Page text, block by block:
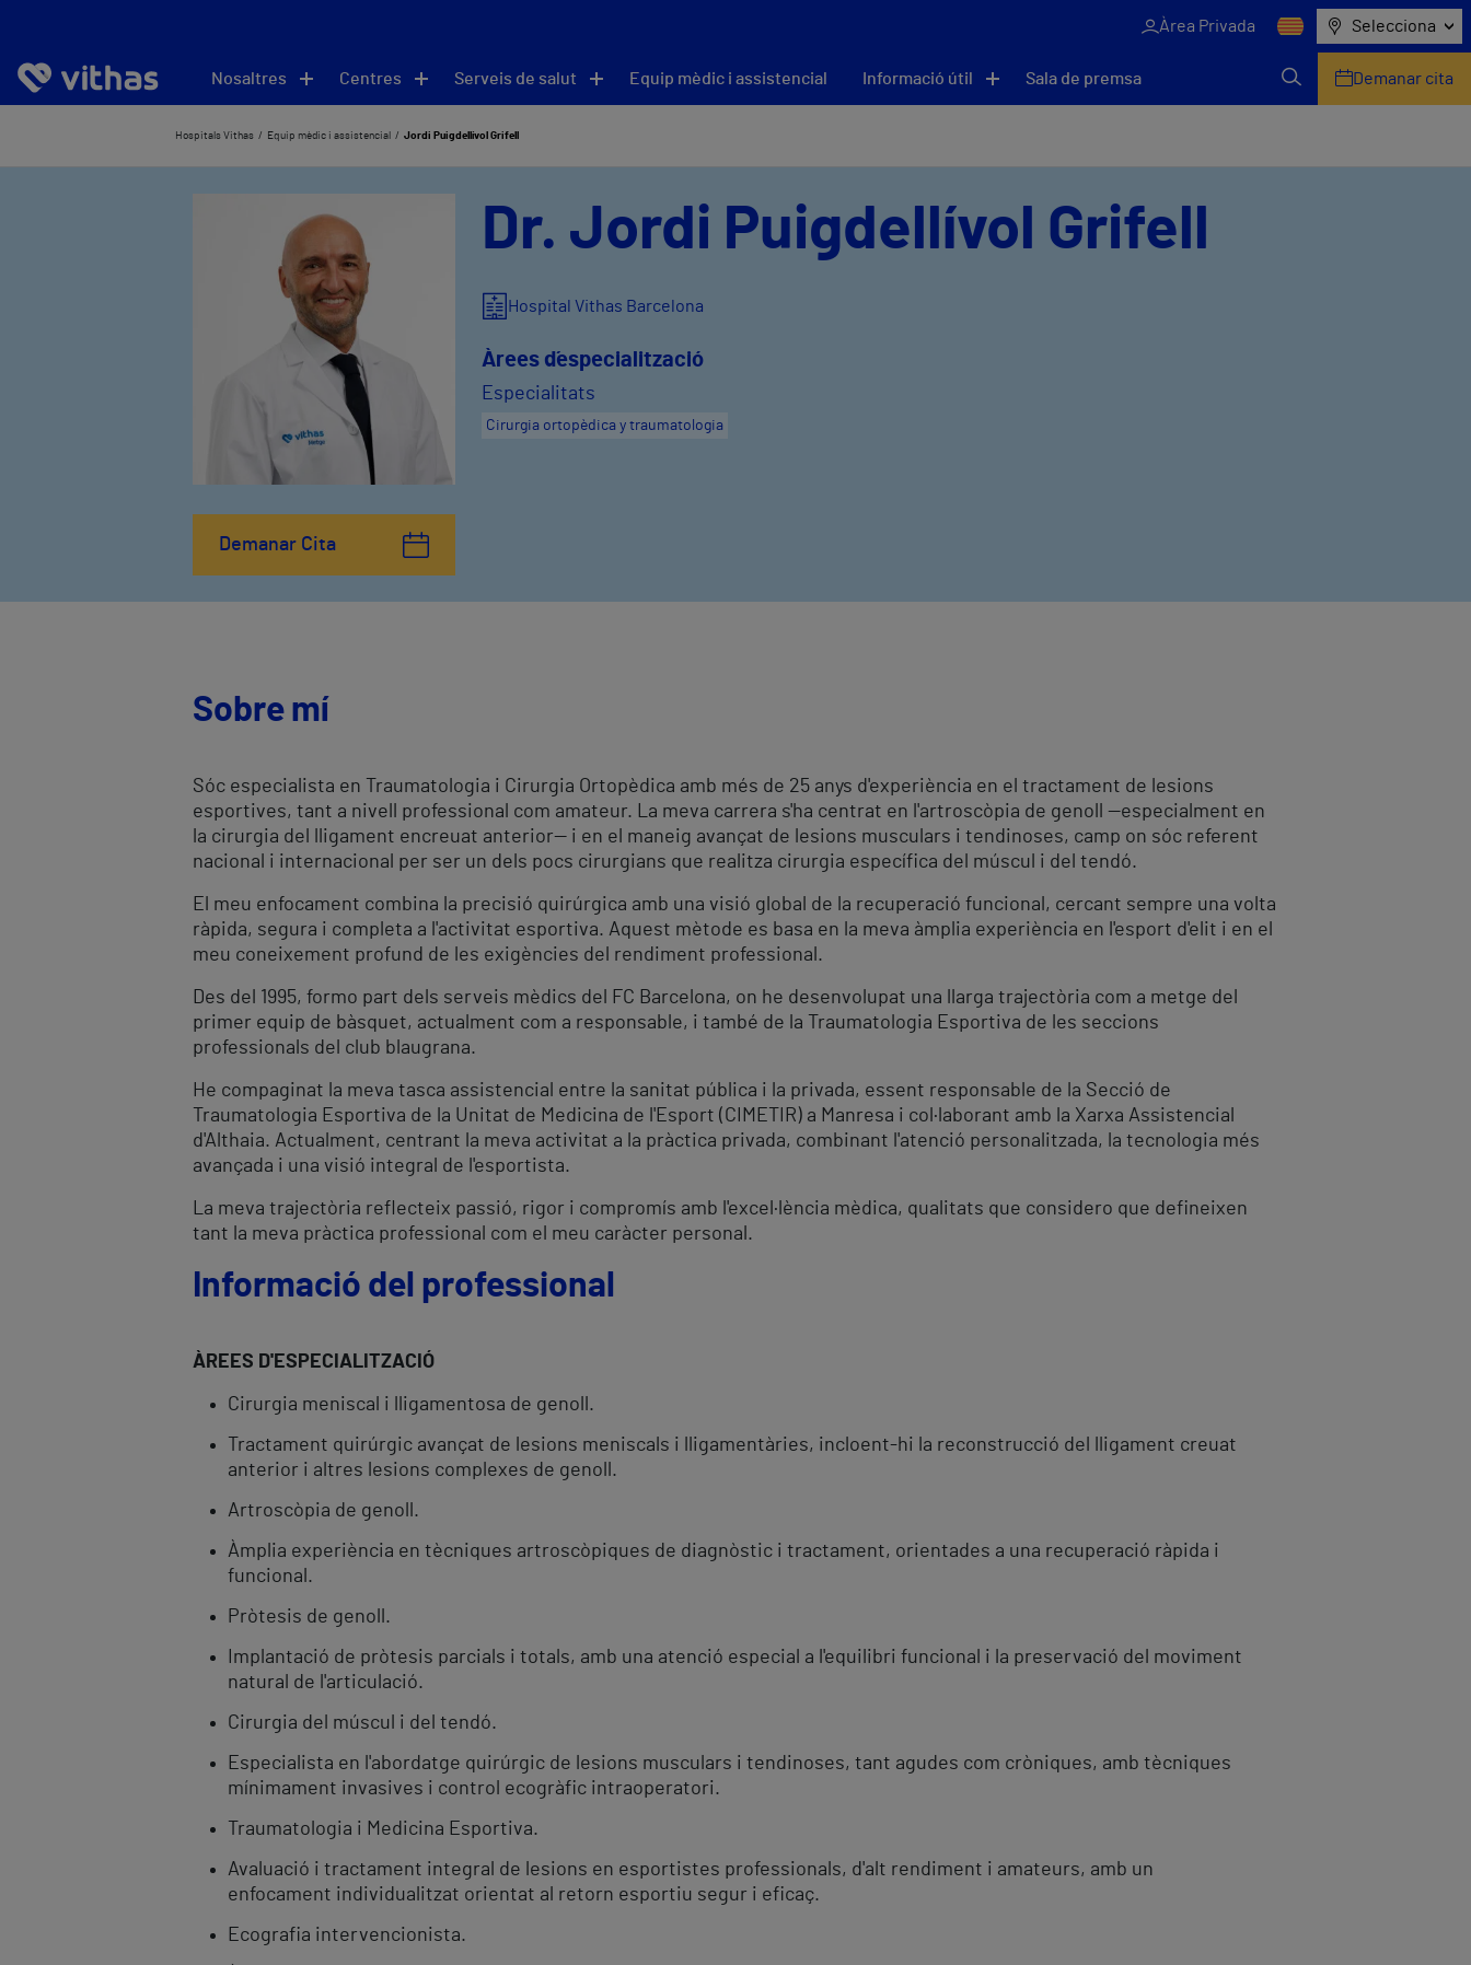
Àrea Privada Selecciona
Nosaltres Centres Serveis de salut Equip mèdic i assistencial Informació útil Sala de premsa Demanar cita
Hospitals Vithas Equip mèdic i assistencial Jordi Puigdellívol Grifell
Demanar Cita
Dr. Jordi Puigdellívol Grifell
Hospital Vithas Barcelona
Àrees d´especialització
Especialitats
Cirurgia ortopèdica y traumatologia
Sobre mí
Sóc especialista en Traumatologia i Cirurgia Ortopèdica amb més de 25 anys d'experiència en el tractament de lesions
esportives, tant a nivell professional com amateur. La meva carrera s'ha centrat en l'artroscòpia de genoll —especialment en
la cirurgia del lligament encreuat anterior— i en el maneig avançat de lesions musculars i tendinoses, camp on sóc referent
nacional i internacional per ser un dels pocs cirurgians que realitza cirurgia específica del múscul i del tendó.
El meu enfocament combina la precisió quirúrgica amb una visió global de la recuperació funcional, cercant sempre una volta
ràpida, segura i completa a l'activitat esportiva. Aquest mètode es basa en la meva àmplia experiència en l'esport d'elit i en el
meu coneixement profund de les exigències del rendiment professional.
Des del 1995, formo part dels serveis mèdics del FC Barcelona, ​​on he desenvolupat una llarga trajectòria com a metge del
primer equip de bàsquet, actualment com a responsable, i també de la Traumatologia Esportiva de les seccions
professionals del club blaugrana.
He compaginat la meva tasca assistencial entre la sanitat pública i la privada, essent responsable de la Secció de
Traumatologia Esportiva de la Unitat de Medicina de l'Esport (CIMETIR) a Manresa i col·laborant amb la Xarxa Assistencial
d'Althaia. Actualment, centrant la meva activitat a la pràctica privada, combinant l'atenció personalitzada, la tecnologia més
avançada i una visió integral de l'esportista.
La meva trajectòria reflecteix passió, rigor i compromís amb l'excel·lència mèdica, qualitats que considero que defineixen
tant la meva pràctica professional com el meu caràcter personal.
Informació del professional
ÀREES D'ESPECIALITZACIÓ
Cirurgia meniscal i lligamentosa de genoll.
Tractament quirúrgic avançat de lesions meniscals i lligamentàries, incloent-hi la reconstrucció del lligament creuat
anterior i altres lesions complexes de genoll.
Artroscòpia de genoll.
Àmplia experiència en tècniques artroscòpiques de diagnòstic i tractament, orientades a una recuperació ràpida i
funcional.
Pròtesis de genoll.
Implantació de pròtesis parcials i totals, amb una atenció especial a l'equilibri funcional i la preservació del moviment
natural de l'articulació.
Cirurgia del múscul i del tendó.
Especialista en l'abordatge quirúrgic de lesions musculars i tendinoses, tant agudes com cròniques, amb tècniques
mínimament invasives i control ecogràfic intraoperatori.
Traumatologia i Medicina Esportiva.
Avaluació i tractament integral de lesions en esportistes professionals, d'alt rendiment i amateurs, amb un
enfocament individualitzat orientat al retorn esportiu segur i eficaç.
Ecografia intervencionista.